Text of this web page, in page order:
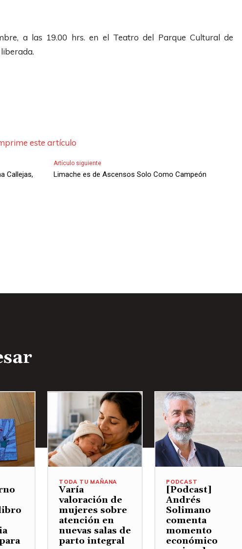
l
e
b
o
p
r
a
u
m
a las 19.00 hrs. en el Teatro del Parque Cultural de
este artículo
Callejas,
Artículo siguiente
Limache es de Ascensos Solo Como Campeón
TODA TU MAÑANA
Varía
valoración de
mujeres sobre
atención en
nuevas salas de
parto integral
PODCAST
[Podcast]
Andrés
Solimano
comenta
momento
económico